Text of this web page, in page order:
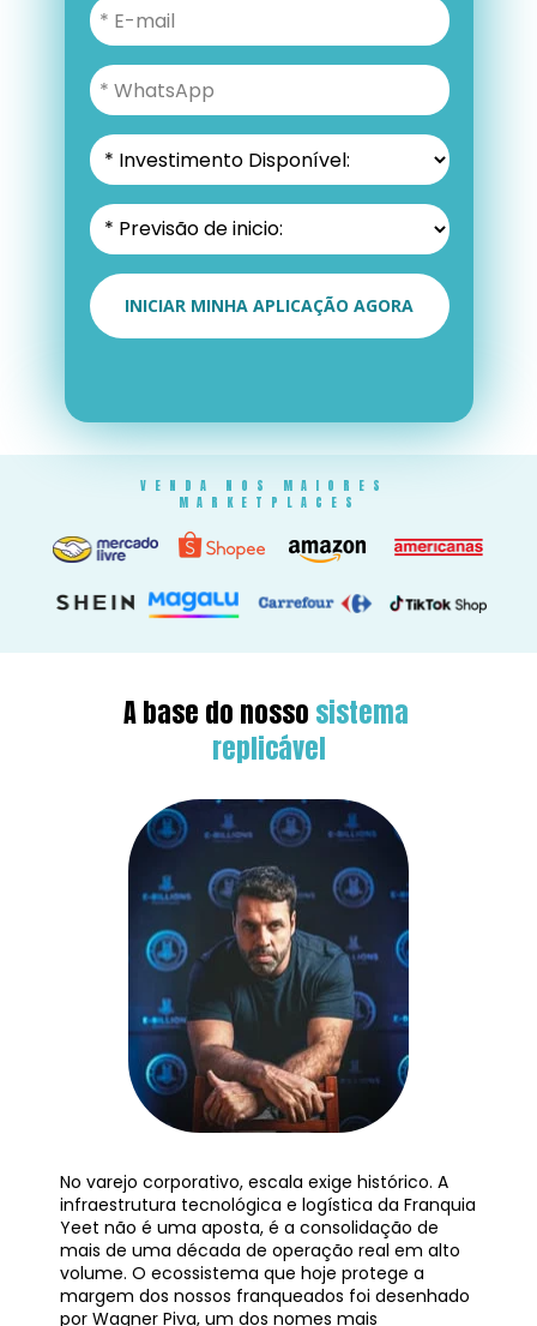
INICIAR MINHA APLICAÇÃO AGORA
VENDA NOS MAIORES
MARKETPLACES
A base do nosso sistema
replicável
No varejo corporativo, escala exige histórico. A
infraestrutura tecnológica e logística da Franquia
Yeet não é uma aposta, é a consolidação de
mais de uma década de operação real em alto
volume. O ecossistema que hoje protege a
margem dos nossos franqueados foi desenhado
por Wagner Piva, um dos nomes mais